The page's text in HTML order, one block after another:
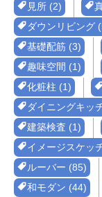
見所 (2)
ダウンリビング
基礎配筋 (3)
趣味空間 (1)
化粧柱 (1)
ダイニングキッ
建築検査 (1)
イメージスケッ
ルーバー (85)
和モダン (44)